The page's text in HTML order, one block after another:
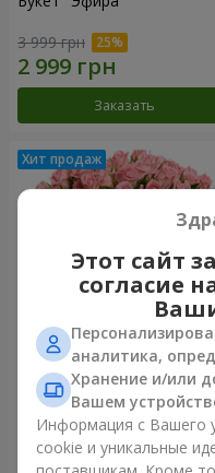
3 999 грн
Заказать
Цветы в коробке
оазис"
3 124 грн
Этот сайт
согласие
аналитика,
Хранение и/или
Вашем
Информация с Вашего
cookie и уникальные